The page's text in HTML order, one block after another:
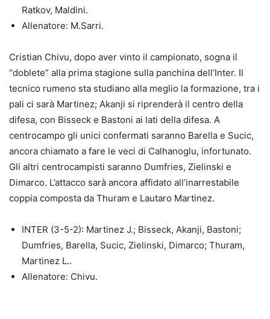
Ratkov, Maldini.
Allenatore: M.Sarri.
Cristian Chivu, dopo aver vinto il campionato, sogna il
“doblete” alla prima stagione sulla panchina dell’Inter. Il
tecnico rumeno sta studiano alla meglio la formazione, tra i
pali ci sarà Martinez; Akanji si riprenderà il centro della
difesa, con Bisseck e Bastoni ai lati della difesa. A
centrocampo gli unici confermati saranno Barella e Sucic,
ancora chiamato a fare le veci di Calhanoglu, infortunato.
Gli altri centrocampisti saranno Dumfries, Zielinski e
Dimarco. L’attacco sarà ancora affidato all’inarrestabile
coppia composta da Thuram e Lautaro Martinez.
INTER (3-5-2): Martinez J.; Bisseck, Akanji, Bastoni;
Dumfries, Barella, Sucic, Zielinski, Dimarco; Thuram,
Martinez L..
Allenatore: Chivu.